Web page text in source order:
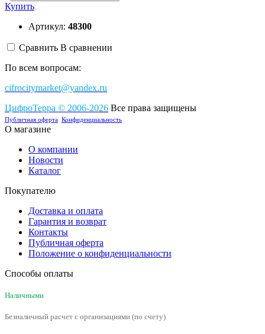
Купить
Артикул: 48300
Сравнить В сравнении
По всем вопросам:
cifrocitymarket@yandex.ru
ЦифроТерра © 2006-2026 Все права защищены
Публичная оферта Конфиденциальность
О магазине
О компании
Новости
Каталог
Покупателю
Доставка и оплата
Гарантия и возврат
Контакты
Публичная оферта
Положение о конфиденциальности
Способы оплаты
Наличными
Безналичный расчет с организациями (по счету)